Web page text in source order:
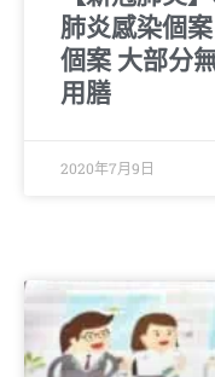
肺炎感染個
個案 大部分
用膳
2020年7月9日